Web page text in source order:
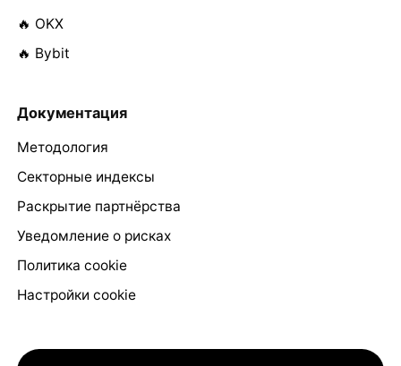
🔥 OKX
🔥 Bybit
Документация
Методология
Секторные индексы
Раскрытие партнёрства
Уведомление о рисках
Политика cookie
Настройки cookie